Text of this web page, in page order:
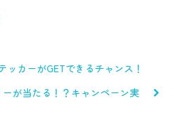
ッカーがGETできるチャンス！
が当たる！？キャンペーン実